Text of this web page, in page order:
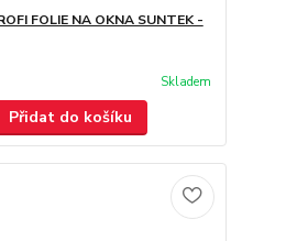
FOLIE NA OKNA SUNTEK -
Skladem
Přidat do košíku